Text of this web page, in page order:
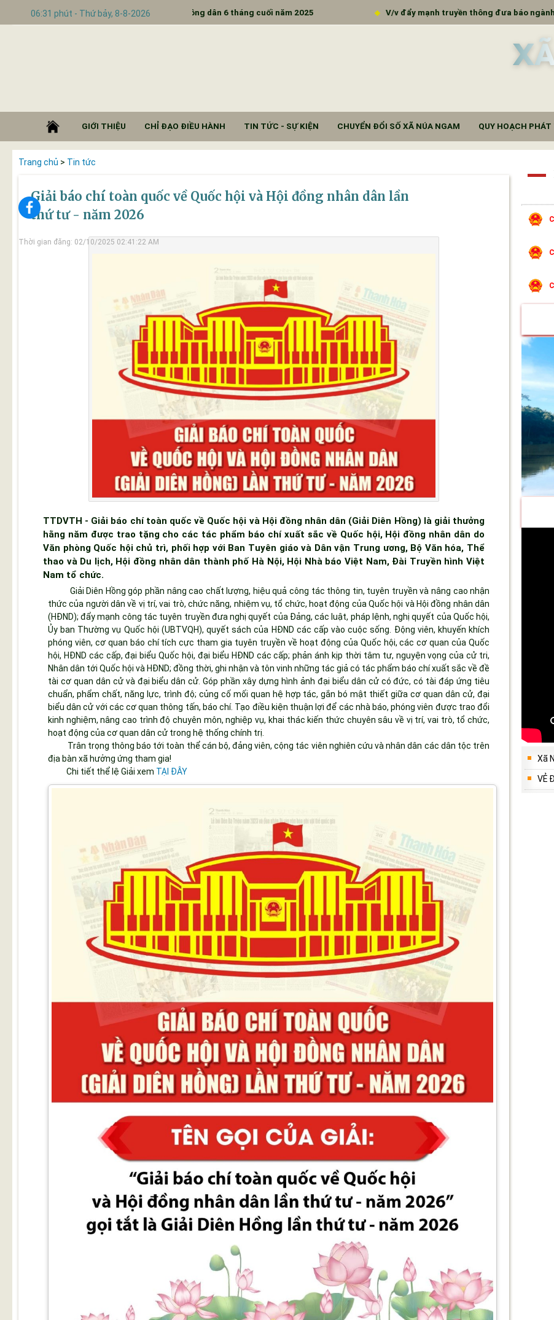
06:31 phút - Thứ bảy, 8-8-2026
THÔNG BÁO Lịch tiếp công dân 6 tháng cuối năm 2025 V/v đẩy mạnh truyền thông đưa báo ngành tới các đơn vị
GIỚI THIỆU CHỈ ĐẠO ĐIỀU HÀNH TIN TỨC - SỰ KIỆN CHUYỂN ĐỔI SỐ XÃ NÚA NGAM QUY HOẠCH PHÁT
Trang chủ > Tin tức
Giải báo chí toàn quốc về Quốc hội và Hội đồng nhân dân lần
thứ tư - năm 2026
Thời gian đăng: 02/10/2025 02:41:22 AM
TTDVTH - Giải báo chí toàn quốc về Quốc hội và Hội đồng nhân dân (Giải Diên Hồng) là giải thưởng
hằng năm được trao tặng cho các tác phẩm báo chí xuất sắc về Quốc hội, Hội đồng nhân dân do
Văn phòng Quốc hội chủ trì, phối hợp với Ban Tuyên giáo và Dân vận Trung ương, Bộ Văn hóa, Thể
thao và Du lịch, Hội đồng nhân dân thành phố Hà Nội, Hội Nhà báo Việt Nam, Đài Truyền hình Việt
Nam tổ chức.
Giải Diên Hồng góp phần nâng cao chất lượng, hiệu quả công tác thông tin, tuyên truyền và nâng cao nhận
thức của người dân về vị trí, vai trò, chức năng, nhiệm vụ, tổ chức, hoạt động của Quốc hội và Hội đồng nhân dân
(HĐND); đẩy mạnh công tác tuyên truyền đưa nghị quyết của Đảng, các luật, pháp lệnh, nghị quyết của Quốc hội,
Ủy ban Thường vụ Quốc hội (UBTVQH), quyết sách của HĐND các cấp vào cuộc sống. Động viên, khuyến khích
phóng viên, cơ quan báo chí tích cực tham gia tuyên truyền về hoạt động của Quốc hội, các cơ quan của Quốc
hội, HĐND các cấp, đại biểu Quốc hội, đại biểu HĐND các cấp; phản ánh kịp thời tâm tư, nguyện vọng của cử tri,
Nhân dân tới Quốc hội và HĐND; đồng thời, ghi nhận và tôn vinh những tác giả có tác phẩm báo chí xuất sắc về đề
tài cơ quan dân cử và đại biểu dân cử. Góp phần xây dựng hình ảnh đại biểu dân cử có đức, có tài đáp ứng tiêu
chuẩn, phẩm chất, năng lực, trình độ; củng cố mối quan hệ hợp tác, gắn bó mật thiết giữa cơ quan dân cử, đại
biểu dân cử với các cơ quan thông tấn, báo chí. Tạo điều kiện thuận lợi để các nhà báo, phóng viên được trao đổi
kinh nghiệm, nâng cao trình độ chuyên môn, nghiệp vụ, khai thác kiến thức chuyên sâu về vị trí, vai trò, tổ chức,
hoạt động của cơ quan dân cử trong hệ thống chính trị.
Trân trọng thông báo tới toàn thể cán bộ, đảng viên, cộng tác viên nghiên cứu và nhân dân các dân tộc trên
địa bàn xã hưởng ứng tham gia!
Chi tiết thể lệ Giải xem TẠI ĐÂY
Xã
VẺ